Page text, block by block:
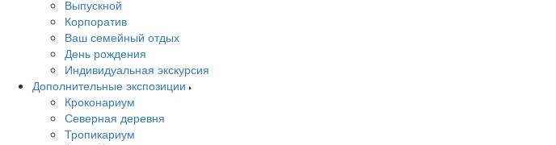
Выпускной
Корпоратив
Ваш семейный отдых
День рождения
Индивидуальная экскурсия
Дополнительные экспозиции
Кроконариум
Северная деревня
Тропикариум